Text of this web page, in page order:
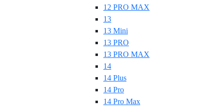
12 PRO MAX
13
13 Mini
13 PRO
13 PRO MAX
14
14 Plus
14 Pro
14 Pro Max